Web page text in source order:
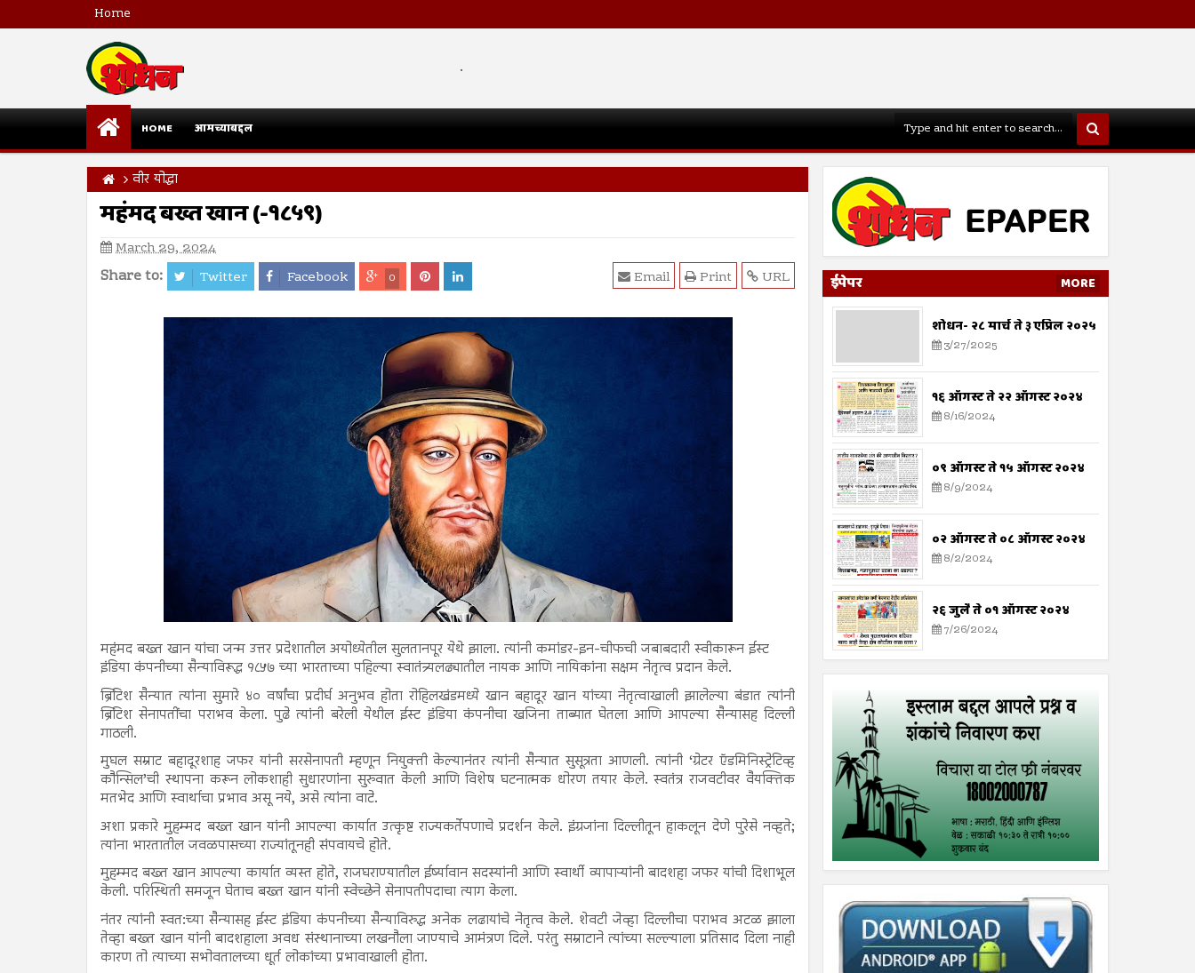
Home
.
HOME आमच्याबद्दल
वीर योद्धा
महंमद बख्त खान (-१८५९)
March 29, 2024
Share to: Twitter Facebook 0 URL
Print
Email
महंमद बख्त खान यांचा जन्म उत्तर प्रदेशातील अयोध्येतील सुलतानपूर येथे झाला. त्यांनी कमांडर-इन-चीफची जबाबदारी स्वीकारून ईस्ट
इंडिया कंपनीच्या सैन्याविरूद्ध १८५७ च्या भारताच्या पहिल्या स्वातंत्र्यलढ्यातील नायक आणि नायिकांना सक्षम नेतृत्व प्रदान केले.
ब्रिटिश सैन्यात त्यांना सुमारे ४० वर्षांचा प्रदीर्घ अनुभव होता रोहिलखंडमध्ये खान बहादूर खान यांच्या नेतृत्वाखाली झालेल्या बंडात त्यांनी
ब्रिटिश सेनापतींचा पराभव केला. पुढे त्यांनी बरेली येथील ईस्ट इंडिया कंपनीचा खजिना ताब्यात घेतला आणि आपल्या सैन्यासह दिल्ली
गाठली.
मुघल सम्राट बहादूरशाह जफर यांनी सरसेनापती म्हणून नियुक्ती केल्यानंतर त्यांनी सैन्यात सुसूत्रता आणली. त्यांनी ‘ग्रेटर ऍडमिनिस्ट्रेटिव्ह
कौन्सिल’ची स्थापना करून लोकशाही सुधारणांना सुरुवात केली आणि विशेष घटनात्मक धोरण तयार केले. स्वतंत्र राजवटीवर वैयक्तिक
मतभेद आणि स्वार्थाचा प्रभाव असू नये, असे त्यांना वाटे.
अशा प्रकारे मुहम्मद बख्त खान यांनी आपल्या कार्यात उत्कृष्ट राज्यकर्तेपणाचे प्रदर्शन केले. इंग्रजांना दिल्लीतून हाकलून देणे पुरेसे नव्हते;
त्यांना भारतातील जवळपासच्या राज्यांतूनही संपवायचे होते.
मुहम्मद बख्त खान आपल्या कार्यात व्यस्त होते, राजघराण्यातील ईर्ष्यावान सदस्यांनी आणि स्वार्थी व्यापाऱ्यांनी बादशहा जफर यांची दिशाभूल
केली. परिस्थिती समजून घेताच बख्त खान यांनी स्वेच्छेने सेनापतीपदाचा त्याग केला.
नंतर त्यांनी स्वत:च्या सैन्यासह ईस्ट इंडिया कंपनीच्या सैन्याविरुद्ध अनेक लढायांचे नेतृत्व केले. शेवटी जेव्हा दिल्लीचा पराभव अटळ झाला
तेव्हा बख्त खान यांनी बादशहाला अवध संस्थानाच्या लखनौला जाण्याचे आमंत्रण दिले. परंतु सम्राटाने त्यांच्या सल्ल्याला प्रतिसाद दिला नाही
कारण तो त्याच्या सभोवतालच्या धूर्त लोकांच्या प्रभावाखाली होता.
ईपेपर MORE
शोधन- २८ मार्च ते ३ एप्रिल २०२५
3/27/2025
१६ ऑगस्ट ते २२ ऑगस्ट २०२४
8/16/2024
०९ ऑगस्ट ते १५ ऑगस्ट २०२४
8/9/2024
०२ ऑगस्ट ते ०८ ऑगस्ट २०२४
8/2/2024
२६ जुलै ते ०१ ऑगस्ट २०२४
7/26/2024